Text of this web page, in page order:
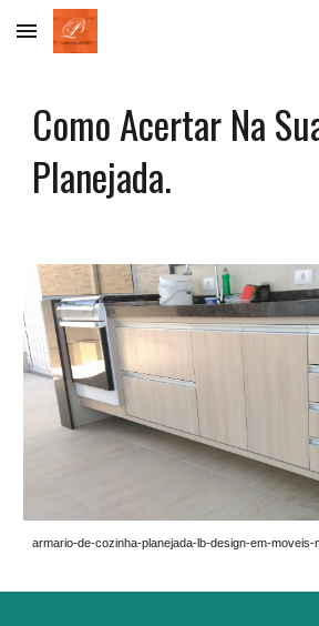
Skip to main content
Como Acertar Na
Planejada.
armario-de-cozinha-planejada-lb-design-em-moveis-